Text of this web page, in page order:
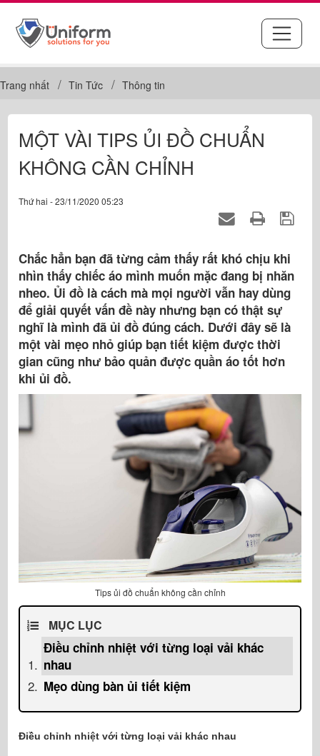
Trang nhất Tin Tức Thông tin
MỘT VÀI TIPS ỦI ĐỒ CHUẨN
KHÔNG CẦN CHỈNH
Thứ hai - 23/11/2020 05:23
Chắc hẳn bạn đã từng cảm thấy rất khó chịu khi
nhìn thấy chiếc áo mình muốn mặc đang bị nhăn
nheo. Ủi đồ là cách mà mọi người vẫn hay dùng
để giải quyết vấn đề này nhưng bạn có thật sự
nghĩ là mình đã ủi đồ đúng cách. Dưới đây sẽ là
một vài mẹo nhỏ giúp bạn tiết kiệm được thời
gian cũng như bảo quản được quần áo tốt hơn
khi ủi đồ.
Tips ủi đồ chuẩn không cần chỉnh
MỤC LỤC
Điều chỉnh nhiệt với từng loại vải khác
nhau
Mẹo dùng bàn ủi tiết kiệm
Điều chỉnh nhiệt với từng loại vải khác nhau